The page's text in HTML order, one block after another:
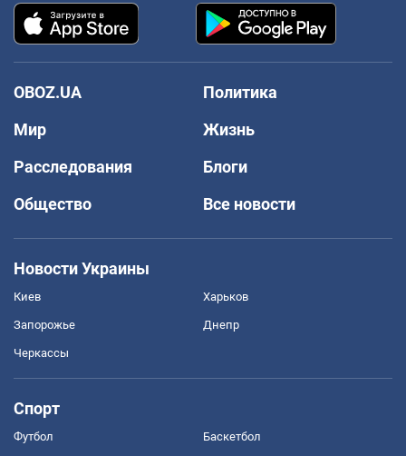
OBOZ.UA
Политика
Мир
Жизнь
Расследования
Блоги
Общество
Все новости
Новости Украины
Киев Харьков
Запорожье Днепр
Черкассы
Спорт
Футбол Баскетбол